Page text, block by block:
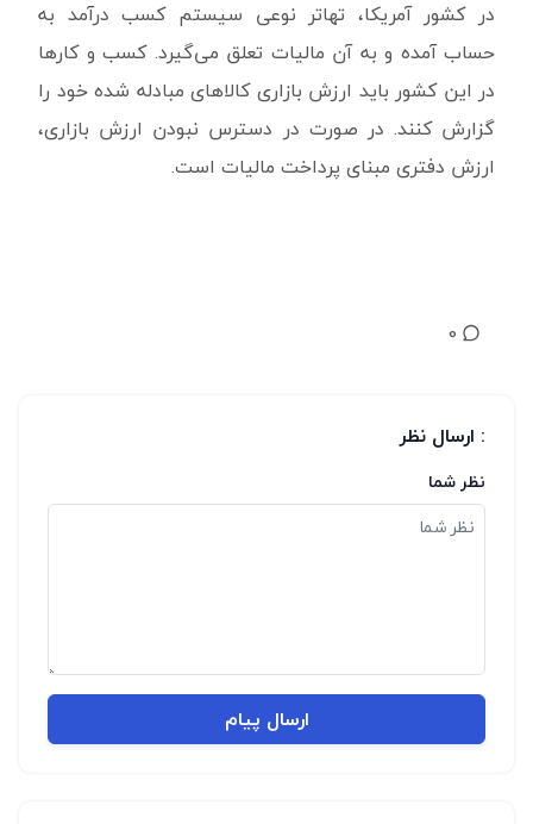
در کشور آمریکا، تهاتر نوعی سیستم کسب درآمد به
حساب آمده و به آن مالیات تعلق می‌گیرد. کسب و کارها
در این کشور باید ارزش بازاری کالاهای مبادله شده خود را
گزارش کنند. در صورت در دسترس نبودن ارزش بازاری،
ارزش دفتری مبنای پرداخت مالیات است.
0
: ارسال نظر
نظر شما
ارسال پیام